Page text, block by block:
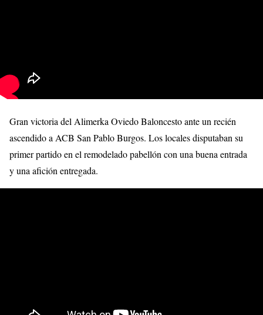
Gran victoria del Alimerka Oviedo Baloncesto ante un recién
ascendido a ACB San Pablo Burgos. Los locales disputaban su
primer partido en el remodelado pabellón con una buena entrada
y una afición entregada.